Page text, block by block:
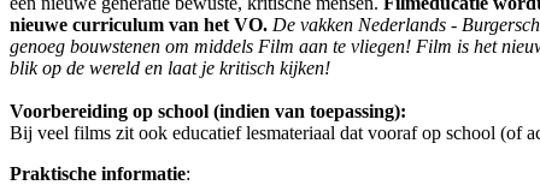
nieuwe curriculum van het VO. De vakken Nederlands -
genoeg bouwstenen om middels Film aan te vliegen! Film is het
blik op de wereld en laat je kritisch kijken!
Voorbereiding op school (indien van toepassing):
Bij veel films zit ook educatief lesmateriaal dat vooraf op school (of
Praktische informatie: